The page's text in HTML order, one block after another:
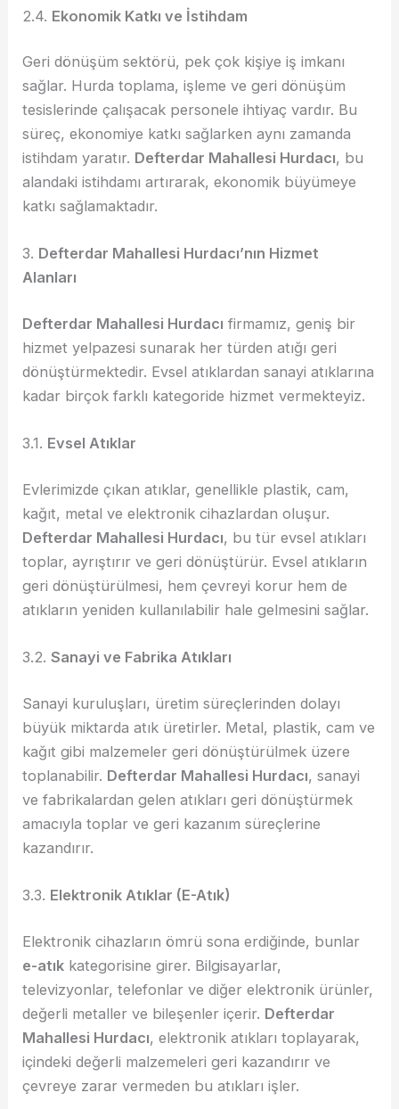
2.4. Ekonomik Katkı ve İstihdam
Geri dönüşüm sektörü, pek çok kişiye iş imkanı
sağlar. Hurda toplama, işleme ve geri dönüşüm
tesislerinde çalışacak personele ihtiyaç vardır. Bu
süreç, ekonomiye katkı sağlarken aynı zamanda
istihdam yaratır. Defterdar Mahallesi Hurdacı, bu
alandaki istihdamı artırarak, ekonomik büyümeye
katkı sağlamaktadır.
3. Defterdar Mahallesi Hurdacı’nın Hizmet
Alanları
Defterdar Mahallesi Hurdacı firmamız, geniş bir
hizmet yelpazesi sunarak her türden atığı geri
dönüştürmektedir. Evsel atıklardan sanayi atıklarına
kadar birçok farklı kategoride hizmet vermekteyiz.
3.1. Evsel Atıklar
Evlerimizde çıkan atıklar, genellikle plastik, cam,
kağıt, metal ve elektronik cihazlardan oluşur.
Defterdar Mahallesi Hurdacı, bu tür evsel atıkları
toplar, ayrıştırır ve geri dönüştürür. Evsel atıkların
geri dönüştürülmesi, hem çevreyi korur hem de
atıkların yeniden kullanılabilir hale gelmesini sağlar.
3.2.Sanayi ve Fabrika Atıkları
Sanayi kuruluşları, üretim süreçlerinden dolayı
büyük miktarda atık üretirler. Metal, plastik, cam ve
kağıt gibi malzemeler geri dönüştürülmek üzere
toplanabilir. Defterdar Mahallesi Hurdacı, sanayi
ve fabrikalardan gelen atıkları geri dönüştürmek
amacıyla toplar ve geri kazanım süreçlerine
kazandırır.
3.3. Elektronik Atıklar (E-Atık)
Elektronik cihazların ömrü sona erdiğinde, bunlar
e-atık kategorisine girer. Bilgisayarlar,
televizyonlar, telefonlar ve diğer elektronik ürünler,
değerli metaller ve bileşenler içerir. Defterdar
Mahallesi Hurdacı, elektronik atıkları toplayarak,
içindeki değerli malzemeleri geri kazandırır ve
çevreye zarar vermeden bu atıkları işler.